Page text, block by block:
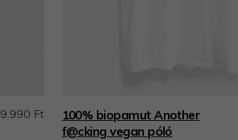
9.990 Ft
100% biopamut Another
f@cking vegan póló